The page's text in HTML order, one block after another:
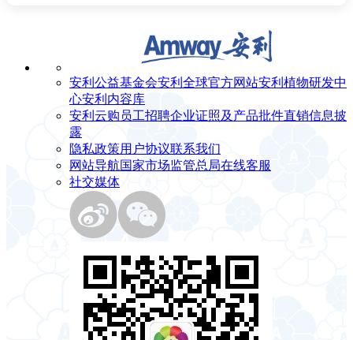
安利公益基金会安利全球官方网站安利植物研发中
心安利内容库
安利云购 员工招聘企业证照及产品批件直销信息披
露
隐私政策用户协议联系我们
网站导航国家市场监管总局在线客服
社交媒体